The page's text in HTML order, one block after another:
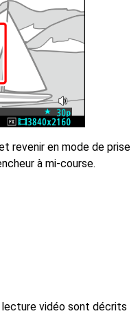
revenir en mode de prise
à mi-course.
lecture vidéo sont décrits